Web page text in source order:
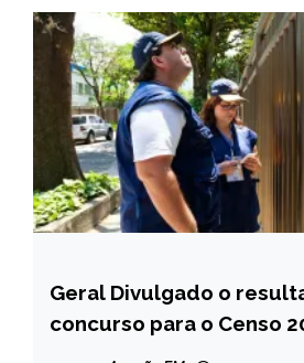
BRASIL
NOTÍCIAS
Geral Divulgado o
concurso para o Censo